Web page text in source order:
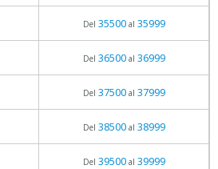
Del 35500al 35999
Del 36500al 36999
Del 37500al 37999
Del 38500al 38999
Del 39500al 39999